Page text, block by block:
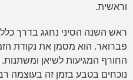
וראשית.
ראש השנה הסיני נחגג בדרך
פברואר. הוא מסמן את נקודת
החורף המגיעות לשיאן
נוכחים בטבע בזמן זה בעוצמה